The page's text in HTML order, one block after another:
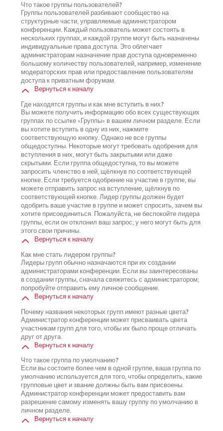
Что такое группы пользователей?
Группы пользователей разбивают сообщество на
структурные части, управляемые администратором
конференции. Каждый пользователь может состоять в
нескольких группах, и каждой группе могут быть назначены
индивидуальные права доступа. Это облегчает
администраторам назначение прав доступа одновременно
большому количеству пользователей, например, изменение
модераторских прав или предоставление пользователям
доступа к приватным форумам.
Вернуться к началу
Где находятся группы и как мне вступить в них?
Вы можете получить информацию обо всех существующих
группах по ссылке «Группы» в вашем личном разделе. Если
вы хотите вступить в одну из них, нажмите
соответствующую кнопку. Однако не все группы
общедоступны. Некоторые могут требовать одобрения для
вступления в них, могут быть закрытыми или даже
скрытыми. Если группа общедоступна, то вы можете
запросить членство в ней, щёлкнув по соответствующей
кнопке. Если требуется одобрение на участие в группе, вы
можете отправить запрос на вступление, щёлкнув по
соответствующей кнопке. Лидер группы должен будет
одобрить ваше участие в группе и может спросить, зачем вы
хотите присоединиться. Пожалуйста, не беспокойте лидера
группы, если он отклонил ваш запрос; у него могут быть для
этого свои причины.
Вернуться к началу
Как мне стать лидером группы?
Лидеры групп обычно назначаются при их создании
администраторами конференции. Если вы заинтересованы
в создании группы, сначала свяжитесь с администратором;
попробуйте отправить ему личное сообщение.
Вернуться к началу
Почему названия некоторых групп имеют разные цвета?
Администратор конференции может присваивать цвета
участникам групп для того, чтобы их было проще отличать
друг от друга.
Вернуться к началу
Что такое группа по умолчанию?
Если вы состоите более чем в одной группе, ваша группа по
умолчанию используется для того, чтобы определить, какие
групповые цвет и звание должны быть вам присвоены.
Администратор конференции может предоставить вам
разрешение самому изменять вашу группу по умолчанию в
личном разделе.
Вернуться к началу